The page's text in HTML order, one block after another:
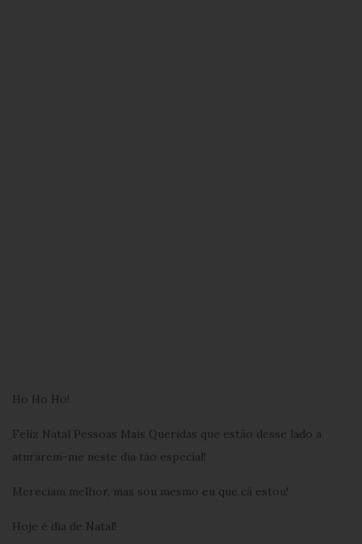
Ho Ho Ho!
Feliz Natal Pessoas Mais Queridas que estão desse lado a
aturarem-me neste dia tão especial!
Mereciam melhor, mas sou mesmo eu que cá estou!
Hoje é dia de Natal!